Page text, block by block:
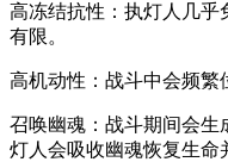
高冻结抗性：执灯人几乎
有限。
高机动性：战斗中会频繁
召唤幽魂：战斗期间会生
灯人会吸收幽魂恢复生命